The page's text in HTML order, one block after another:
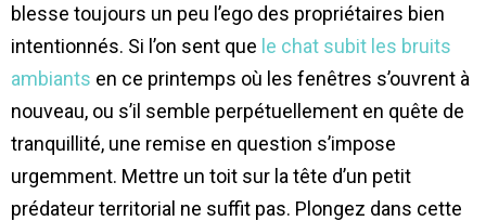
blesse toujours un peu l’ego des propriétaires bien
intentionnés. Si l’on sent que le chat subit les bruits
ambiants en ce printemps où les fenêtres s’ouvrent à
nouveau, ou s’il semble perpétuellement en quête de
tranquillité, une remise en question s’impose
urgemment. Mettre un toit sur la tête d’un petit
prédateur territorial ne suffit pas. Plongez dans cette